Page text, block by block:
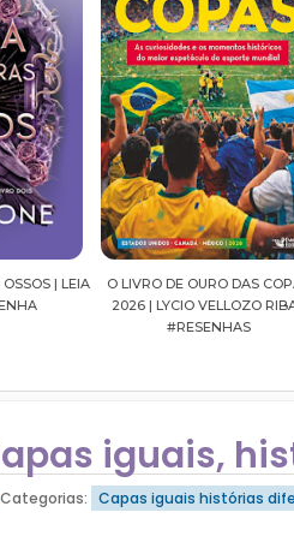
COPAS
RIBAS
SUSSURROS AO LUAR |
FALLS, VOL.04 |
#RESENHA
iguais,
Categorias: Capas iguais histórias